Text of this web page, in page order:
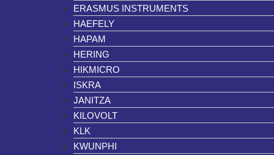
ERASMUS INSTRUMENTS
HAEFELY
HAPAM
HERING
HIKMICRO
ISKRA
JANITZA
KILOVOLT
KLK
KWUNPHI